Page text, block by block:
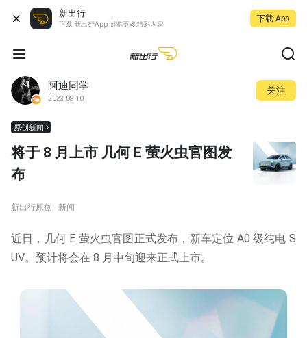
新出行
下载 新出行App 浏览更多精彩内容
下载 App
阿迪同学
2023-08-10
关注
原创新闻
将于 8 月上市 几何 E 萤火虫官图发
布
新出行原创 · 新闻
近日，几何 E 萤火虫官图正式发布，新车定位 A0 级纯电 S
UV。预计将会在 8 月中旬迎来正式上市。